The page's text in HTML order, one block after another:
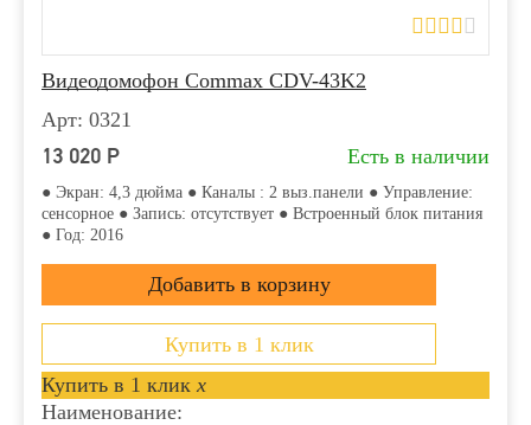
Видеодомофон Commax CDV-43K2
Арт: 0321
13 020 Р Есть в наличии
● Экран: 4,3 дюйма ● Каналы : 2 выз.панели ● Управление:
сенсорное ● Запись: отсутствует ● Встроенный блок питания
● Год: 2016
Купить в 1 клик
Купить в 1 клик x
Наименование: